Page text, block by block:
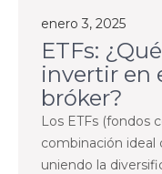
enero 3, 2025
ETFs:
invertir en
bróker?
Los ETFs (fondos
combinación ideal
uniendo la